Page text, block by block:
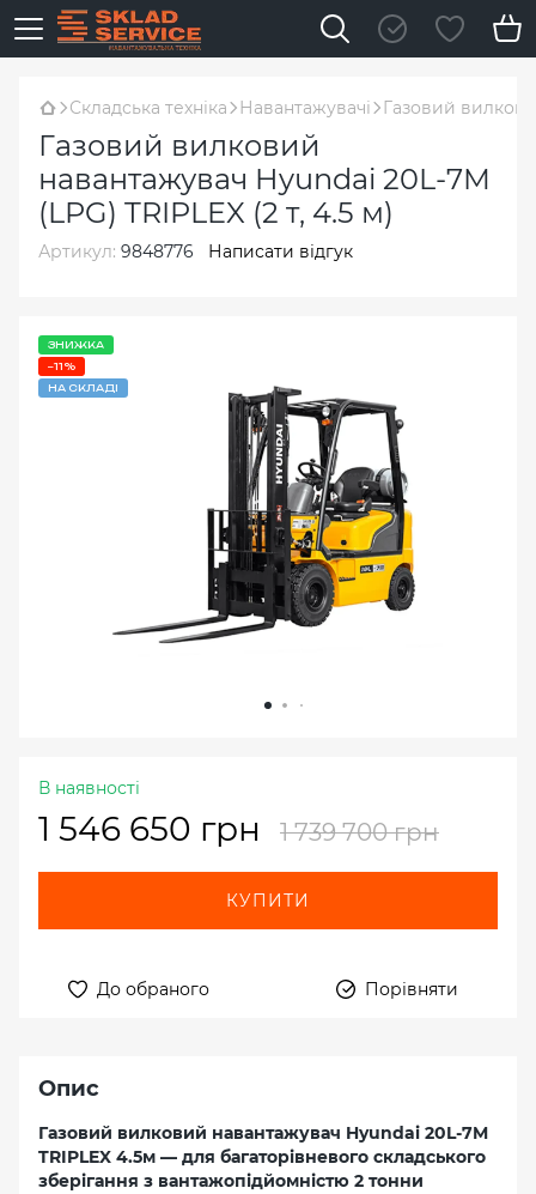
Складська техніка Навантажувачі Газовий
Газовий вилковий
навантажувач Hyundai 20L-7M
(LPG) TRIPLEX (2 т, 4.5 м)
Артикул: 9848776 Написати відгук
ЗНИЖКА
−11%
НА СКЛАДІ
В наявності
1 546 650 грн 1 739 700 грн
КУПИТИ
До обраного Порівняти
Опис
Газовий вилковий навантажувач Hyundai 20L-7M
TRIPLEX 4.5м — для багаторівневого складського
зберігання з вантажопідйомністю 2 тонни